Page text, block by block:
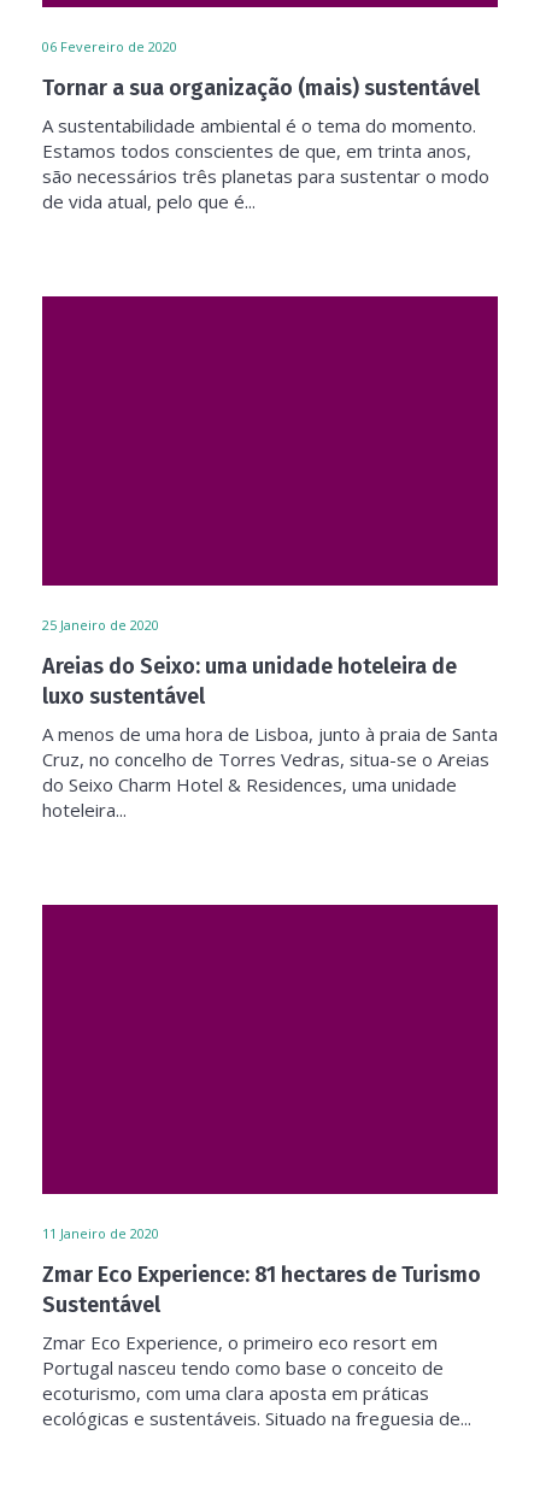
06 Fevereiro de 2020
Tornar a sua organização (mais) sustentável
A sustentabilidade ambiental é o tema do momento.
Estamos todos conscientes de que, em trinta anos,
são necessários três planetas para sustentar o modo
de vida atual, pelo que é...
25 Janeiro de 2020
Areias do Seixo: uma unidade hoteleira de
luxo sustentável
A menos de uma hora de Lisboa, junto à praia de Santa
Cruz, no concelho de Torres Vedras, situa-se o Areias
do Seixo Charm Hotel & Residences, uma unidade
hoteleira...
11 Janeiro de 2020
Zmar Eco Experience: 81 hectares de Turismo
Sustentável
Zmar Eco Experience, o primeiro eco resort em
Portugal nasceu tendo como base o conceito de
ecoturismo, com uma clara aposta em práticas
ecológicas e sustentáveis. Situado na freguesia de...